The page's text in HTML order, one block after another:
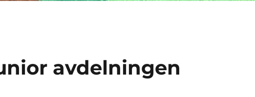
avdelningen